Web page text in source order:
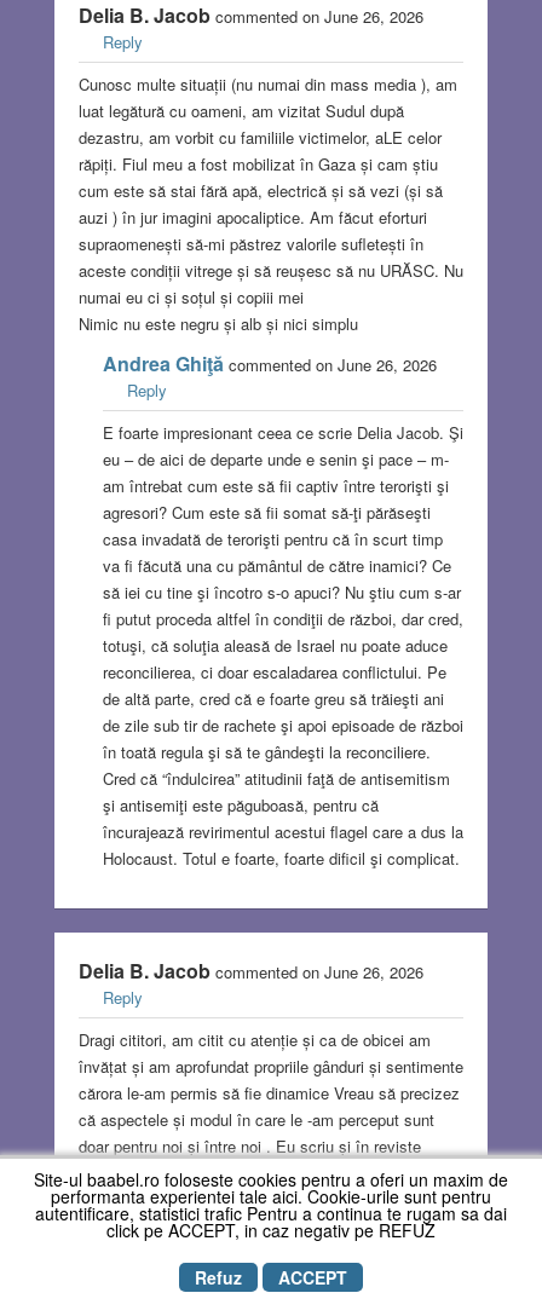
Delia B. Jacobcommented on June 26, 2026
Reply
Cunosc multe situații (nu numai din mass media ), am
luat legătură cu oameni, am vizitat Sudul după
dezastru, am vorbit cu familiile victimelor, aLE celor
răpiți. Fiul meu a fost mobilizat în Gaza și cam știu
cum este să stai fără apă, electrică și să vezi (și să
auzi ) în jur imagini apocaliptice. Am făcut eforturi
supraomenești să-mi păstrez valorile sufletești în
aceste condiții vitrege și să reușesc să nu URĂSC. Nu
numai eu ci și soțul și copiii mei
Nimic nu este negru și alb și nici simplu
Andrea Ghiţăcommented on June 26, 2026
Reply
E foarte impresionant ceea ce scrie Delia Jacob. Şi
eu – de aici de departe unde e senin şi pace – m-
am întrebat cum este să fii captiv între terorişti şi
agresori? Cum este să fii somat să-ţi părăseşti
casa invadată de terorişti pentru că în scurt timp
va fi făcută una cu pământul de către inamici? Ce
să iei cu tine şi încotro s-o apuci? Nu ştiu cum s-ar
fi putut proceda altfel în condiţii de război, dar cred,
totuşi, că soluţia aleasă de Israel nu poate aduce
reconcilierea, ci doar escaladarea conflictului. Pe
de altă parte, cred că e foarte greu să trăieşti ani
de zile sub tir de rachete şi apoi episoade de război
în toată regula şi să te gândeşti la reconciliere.
Cred că “îndulcirea” atitudinii faţă de antisemitism
şi antisemiţi este păguboasă, pentru că
încurajează revirimentul acestui flagel care a dus la
Holocaust. Totul e foarte, foarte dificil şi complicat.
Delia B. Jacobcommented on June 26, 2026
Reply
Dragi cititori, am citit cu atenție și ca de obicei am
învățat și am aprofundat propriile gânduri și sentimente
cărora le-am permis să fie dinamice Vreau să precizez
că aspectele și modul în care le -am perceput sunt
doar pentru noi și între noi . Eu scriu și în reviste
străine unde îmi cenzurez vocabularul. Dragă Andrea ,
cu cât mă gândesc mai mult la efectul împlicării
politice a lui Goga , te înțeleg și îi înțeleg mai ales pe
de genul acesta există o responsabilitate și
Site-ul baabel.ro foloseste cookies pentru a oferi un maxim de
performanta experientei tale aici. Cookie-urile sunt pentru
autentificare, statistici trafic Pentru a continua te rugam sa dai
click pe ACCEPT, in caz negativ pe REFUZ
Refuz
ACCEPT